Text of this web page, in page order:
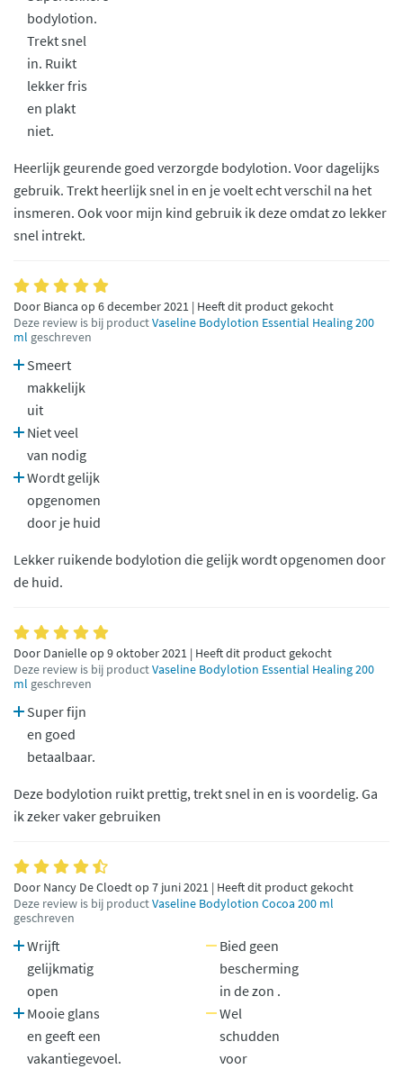
bodylotion.
Trekt snel
in. Ruikt
lekker fris
en plakt
niet.
Heerlijk geurende goed verzorgde bodylotion. Voor dagelijks
gebruik. Trekt heerlijk snel in en je voelt echt verschil na het
insmeren. Ook voor mijn kind gebruik ik deze omdat zo lekker
snel intrekt.
Door Bianca op 6 december 2021 | Heeft dit product gekocht
Deze review is bij productVaseline Bodylotion Essential Healing 200
ml geschreven
Smeert
makkelijk
uit
Niet veel
van nodig
Wordt gelijk
opgenomen
door je huid
Lekker ruikende bodylotion die gelijk wordt opgenomen door
de huid.
Door Danielle op 9 oktober 2021 | Heeft dit product gekocht
Deze review is bij productVaseline Bodylotion Essential Healing 200
ml geschreven
Super fijn
en goed
betaalbaar.
Deze bodylotion ruikt prettig, trekt snel in en is voordelig. Ga
ik zeker vaker gebruiken
Door Nancy De Cloedt op 7 juni 2021 | Heeft dit product gekocht
Deze review is bij productVaseline Bodylotion Cocoa 200 ml
geschreven
Wrijft
gelijkmatig
open
Mooie glans
en geeft een
vakantiegevoel.
Bied geen
bescherming
in de zon .
Wel
schudden
voor